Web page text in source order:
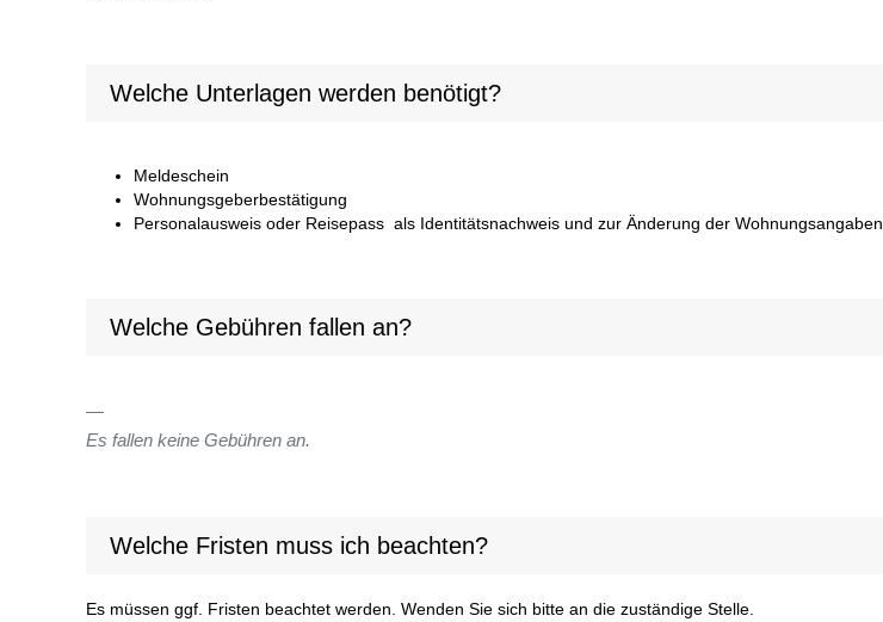
Welche Unterlagen werden benötigt?
Meldeschein
Wohnungsgeberbestätigung
Personalausweis oder Reisepass als Identitätsnachweis und zur Änderung der Wohnungsangaben
Welche Gebühren fallen an?
Es fallen keine Gebühren an.
Welche Fristen muss ich beachten?
Es müssen ggf. Fristen beachtet werden. Wenden Sie sich bitte an die zuständige Stelle.